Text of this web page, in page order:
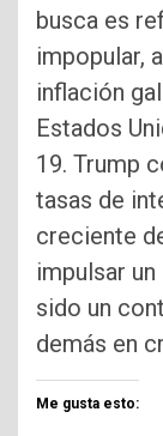
busca es
impopular,
inflación
Estados
19. Trump
tasas de
creciente
impulsar
sido un
demás en
Me gusta esto: